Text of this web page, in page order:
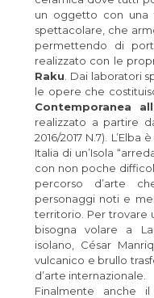
un oggetto con una
spettacolare, che
permettendo di
realizzato con le
Raku . Dai laboratori
le opere che
Contemporanea
realizzato a partire
2016/2017 N.7).
Italia di un’Isola
con non poche
percorso d’arte
personaggi noti e
territorio. Per trovare
bisogna volare a
isolano, César
vulcanico e brullo
d’arte internazionale.
Finalmente anche